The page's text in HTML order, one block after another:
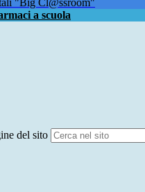
"Big Cl@ssroom"
a scuola
del sito